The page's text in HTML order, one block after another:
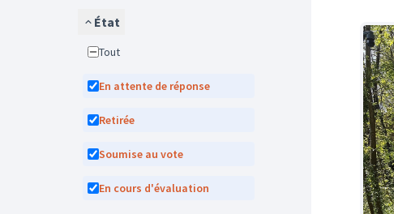
État
Tout
En attente de réponse
Retirée
Soumise au vote
En cours d'évaluation